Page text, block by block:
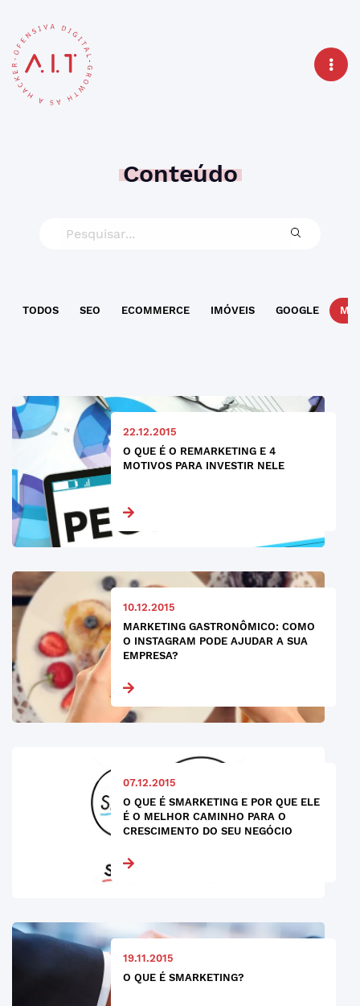
Conteúdo
TODOS SEO ECOMMERCE IMÓVEIS GOOGLE
22.12.2015
O QUE É O REMARKETING E 4
MOTIVOS PARA INVESTIR NELE
10.12.2015
MARKETING GASTRONÔMICO: COMO
O INSTAGRAM PODE AJUDAR A SUA
EMPRESA?
07.12.2015
O QUE É SMARKETING E POR QUE ELE
É O MELHOR CAMINHO PARA O
CRESCIMENTO DO SEU NEGÓCIO
19.11.2015
O QUE É SMARKETING?